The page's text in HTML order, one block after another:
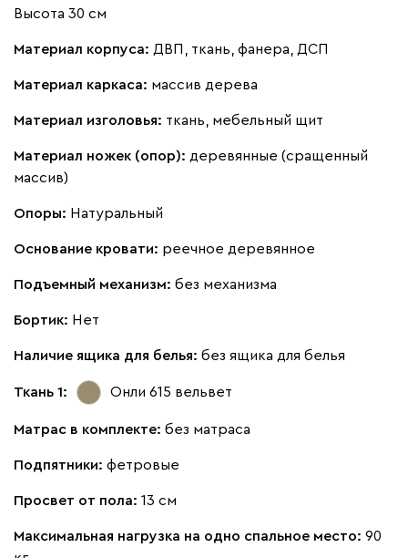
Виридис Клэй Оранж пиони
Латте
Графит Серый
Высота 30 см
Материал корпуса: ДВП, ткань, фанера, ДСП
Материал каркаса: массив дерева
Материал изголовья: ткань, мебельный щит
Материал ножек (опор): деревянные (сращенный
массив)
Опоры: Натуральный
Основание кровати: реечное деревянное
Подъемный механизм: без механизма
Бортик: Нет
Наличие ящика для белья: без ящика для белья
Ткань 1: Онли 615 вельвет
Матрас в комплекте: без матраса
Подпятники: фетровые
Просвет от пола: 13 см
Максимальная нагрузка на одно спальное место: 90